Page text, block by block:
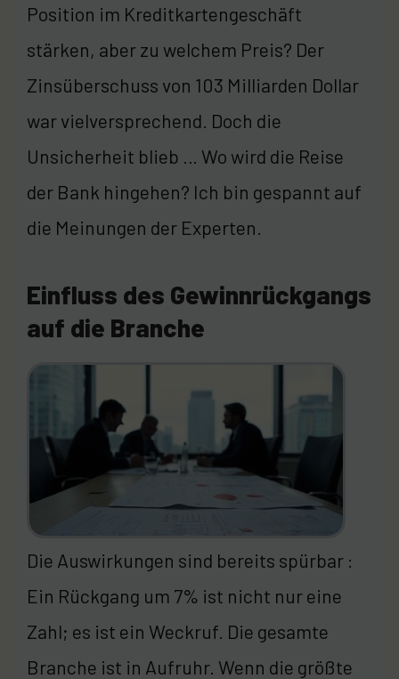
Position im Kreditkartengeschäft
stärken, aber zu welchem Preis? Der
Zinsüberschuss von 103 Milliarden Dollar
war vielversprechend. Doch die
Unsicherheit blieb … Wo wird die Reise
der Bank hingehen? Ich bin gespannt auf
die Meinungen der Experten.
Einfluss des Gewinnrückgangs
auf die Branche
Die Auswirkungen sind bereits spürbar :
Ein Rückgang um 7% ist nicht nur eine
Zahl; es ist ein Weckruf. Die gesamte
Branche ist in Aufruhr. Wenn die größte